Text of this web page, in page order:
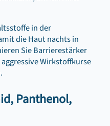
in der
die Haut nachts in
Sie Barrierestärker
Wirkstoffkurse
Panthenol,